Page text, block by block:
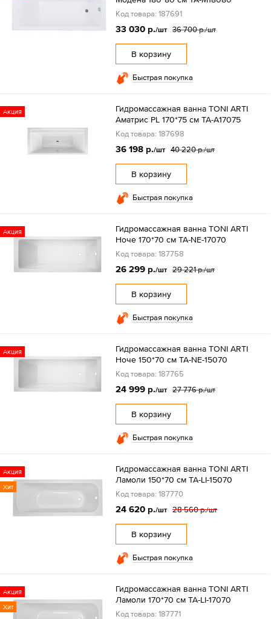
Код товара: 187691
33 030 р./шт 36 700 р./шт
В корзину
Быстрая покупка
Акция
Гидромассажная ванна TONI ARTI
Аматрис PL 170*75 см TA-A17075
Код товара: 187698
36 198 р./шт 40 220 р./шт
В корзину
Быстрая покупка
Акция
Гидромассажная ванна TONI ARTI
Ноче 170*70 см TA-NE-17070
Код товара: 187758
26 299 р./шт 29 221 р./шт
В корзину
Быстрая покупка
Акция
Гидромассажная ванна TONI ARTI
Ноче 150*70 см TA-NE-15070
Код товара: 187765
24 999 р./шт 27 776 р./шт
В корзину
Быстрая покупка
Акция
Хит
Гидромассажная ванна TONI ARTI
Ламоли 150*70 см TA-LI-15070
Код товара: 187770
24 620 р./шт 28 560 р./шт
В корзину
Быстрая покупка
Акция
Хит
Гидромассажная ванна TONI ARTI
Ламоли 170*70 см TA-LI-17070
Код товара: 187771